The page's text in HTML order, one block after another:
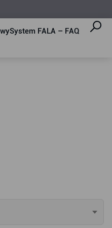
System FALA – FAQ